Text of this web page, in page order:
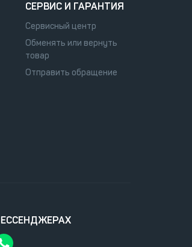
СЕРВИС И ГАРАНТИЯ
Сервисный центр
Обменять или вернуть
товар
Отправить обращение